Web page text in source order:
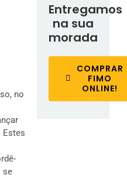
no
Estes
se
Entregamos
na sua
morada
COMPRAR
FIMO
ONLINE!